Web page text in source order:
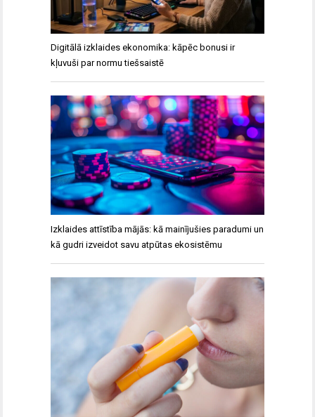
Digitālā izklaides ekonomika: kāpēc bonusi ir
kļuvuši par normu tiešsaistē
Izklaides attīstība mājās: kā mainījušies paradumi un
kā gudri izveidot savu atpūtas ekosistēmu